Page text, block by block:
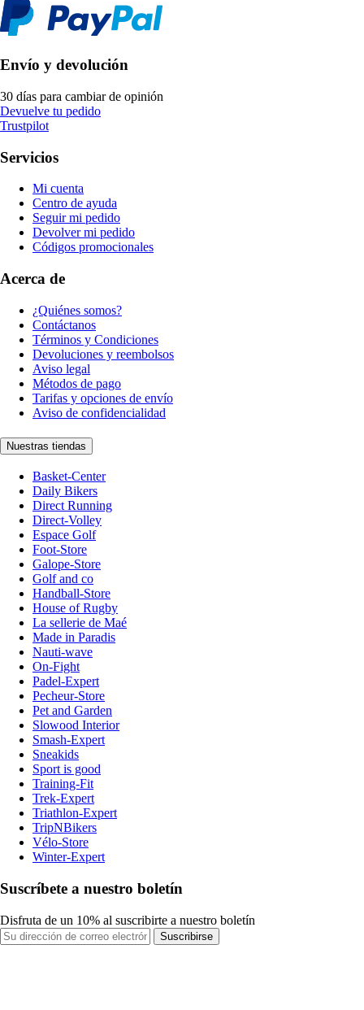
Envío y devolución
30 días para cambiar de opinión
Devuelve tu pedido
Trustpilot
Servicios
Mi cuenta
Centro de ayuda
Seguir mi pedido
Devolver mi pedido
Códigos promocionales
Acerca de
¿Quiénes somos?
Contáctanos
Términos y Condiciones
Devoluciones y reembolsos
Aviso legal
Métodos de pago
Tarifas y opciones de envío
Aviso de confidencialidad
Nuestras tiendas
Basket-Center
Daily Bikers
Direct Running
Direct-Volley
Espace Golf
Foot-Store
Galope-Store
Golf and co
Handball-Store
House of Rugby
La sellerie de Maé
Made in Paradis
Nauti-wave
On-Fight
Padel-Expert
Pecheur-Store
Pet and Garden
Slowood Interior
Smash-Expert
Sneakids
Sport is good
Training-Fit
Trek-Expert
Triathlon-Expert
TripNBikers
Vélo-Store
Winter-Expert
Suscríbete a nuestro boletín
Disfruta de un 10% al suscribirte a nuestro boletín
Suscribirse